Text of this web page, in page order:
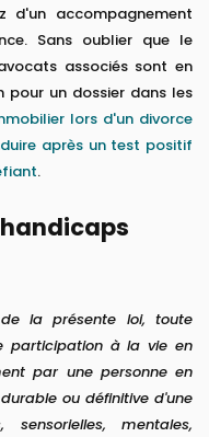
d'un accompagnement
Sans oublier que le
associés sont en
pour un dossier dans les
lors d'un divorce
après un test positif
.
handicaps
la présente loi, toute
participation à la vie en
par une personne en
ou définitive d'une
mentales,